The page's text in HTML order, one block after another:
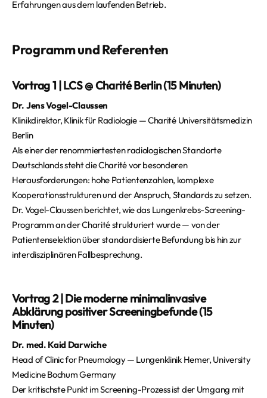
Erfahrungen aus dem laufenden Betrieb.
Programm und Referenten
Vortrag 1 | LCS @ Charité Berlin (15 Minuten)
Dr. Jens Vogel-Claussen
Klinikdirektor, Klinik für Radiologie — Charité Universitätsmedizin
Berlin
Als einer der renommiertesten radiologischen Standorte
Deutschlands steht die Charité vor besonderen
Herausforderungen: hohe Patientenzahlen, komplexe
Kooperationsstrukturen und der Anspruch, Standards zu setzen.
Dr. Vogel-Claussen berichtet, wie das Lungenkrebs-Screening-
Programm an der Charité strukturiert wurde — von der
Patientenselektion über standardisierte Befundung bis hin zur
interdisziplinären Fallbesprechung.
Vortrag 2 | Die moderne minimalinvasive
Abklärung positiver Screeningbefunde (15
Minuten)
Dr. med. Kaid Darwiche
Head of Clinic for Pneumology — Lungenklinik Hemer, University
Medicine Bochum Germany
Der kritischste Punkt im Screening-Prozess ist der Umgang mit